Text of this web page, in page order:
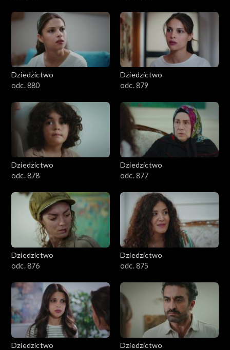
Dziedzictwo
odc. 880
Dziedzictwo
odc. 879
Dziedzictwo
odc. 878
Dziedzictwo
odc. 877
Dziedzictwo
odc. 876
Dziedzictwo
odc. 875
Dziedzictwo
Dziedzictwo